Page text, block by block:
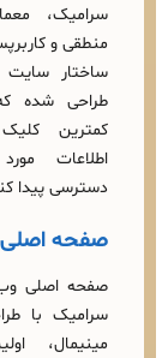
معماری اطلاعاتی
کاربرپسند آن است.
سایت به گونه‌ ای
که کاربران با
کلیک ممکن به
مورد نیاز خود
کنند.
وب‌ سایت بوم
با طراحی جذاب و
اولین برداشت